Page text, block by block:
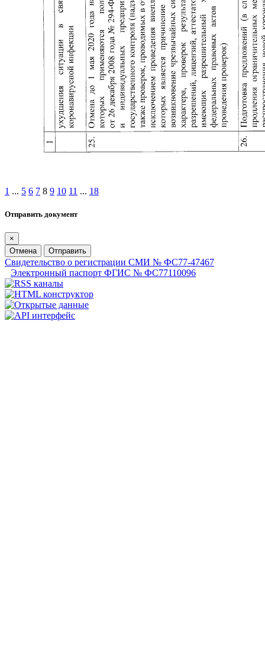
1 ... 5 6 7 8 9 10 11 ... 18
Отправить документ
×
Отмена
Отправить
Свидетельство о регистрации СМИ № ФС77-47467
Электронный паспорт ФГИС № ФС77110096